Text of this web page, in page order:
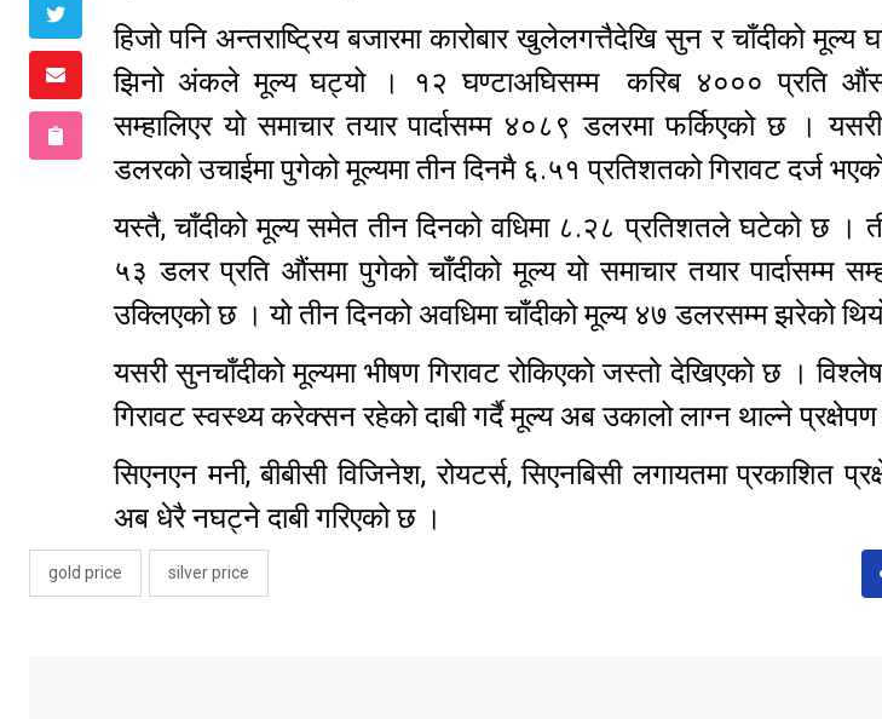
हिजो पनि अन्तराष्ट्रिय बजारमा कारोबार खुलेलगत्तैदेखि सुन र चाँदीको
झिनो अंकले मूल्य घट्यो । १२ घण्टाअघिसम्म करिब ४००० प्रति
सम्हालिएर यो समाचार तयार पार्दासम्म ४०८९ डलरमा फर्किएको छ ।
डलरको उचाईमा पुगेको मूल्यमा तीन दिनमै ६.५१ प्रतिशतको गिरावट दर्ज
यस्तै, चाँदीको मूल्य समेत तीन दिनको वधिमा ८.२८ प्रतिशतले घटेको छ ।
५३ डलर प्रति औंसमा पुगेको चाँदीको मूल्य यो समाचार तयार पार्दासम्म
उक्लिएको छ । यो तीन दिनको अवधिमा चाँदीको मूल्य ४७ डलरसम्म झरेको
यसरी सुनचाँदीको मूल्यमा भीषण गिरावट रोकिएको जस्तो देखिएको छ ।
गिरावट स्वस्थ्य करेक्सन रहेको दाबी गर्दै मूल्य अब उकालो लाग्न थाल्ने
सिएनएन मनी, बीबीसी विजिनेश, रोयटर्स, सिएनबिसी लगायतमा प्रकाशित
अब धेरै नघट्ने दाबी गरिएको छ ।
gold price silver price